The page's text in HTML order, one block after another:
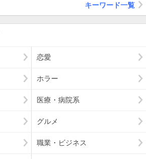
キーワード一覧
恋愛
ホラー
医療・病院系
グルメ
職業・ビジネス